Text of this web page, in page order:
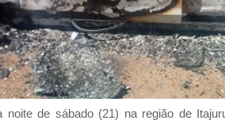
noite de sábado (21) na região de